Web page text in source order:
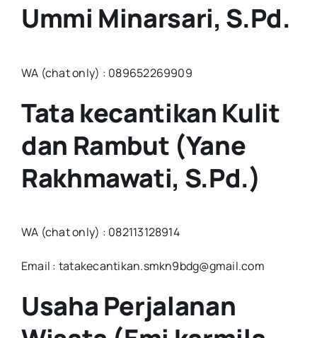
Ummi Minarsari, S.Pd.
WA (chat only) : 089652269909
Tata kecantikan Kulit
dan Rambut (Yane
Rakhmawati, S.Pd.)
WA (chat only) : 082113128914
Email : tatakecantikan.smkn9bdg@gmail.com
Usaha Perjalanan